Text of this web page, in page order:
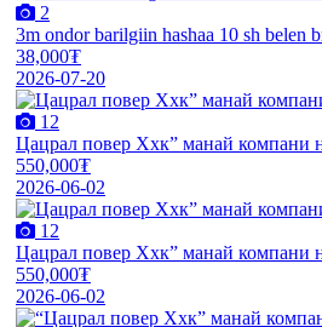
2
3m ondor barilgiin hashaa 10 sh belen
38,000₮
2026-07-20
12
Цацрал повер Ххк” манай компани
550,000₮
2026-06-02
12
Цацрал повер Ххк” манай компани
550,000₮
2026-06-02